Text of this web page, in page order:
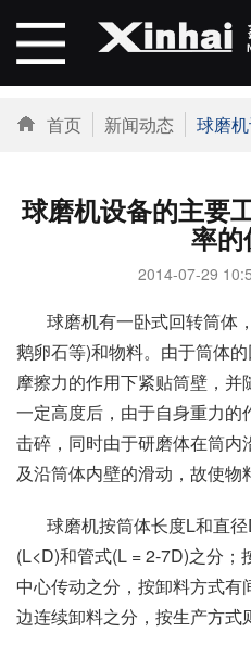
首页 新闻动态 球磨机
球磨机设备的主要
率的
2014-07-29
球磨机有一卧式回转筒体
鹅卵石等)和物料。由于筒体
摩擦力的作用下紧贴筒壁，
一定高度后，由于自身重力
击碎，同时由于研磨体在筒
及沿筒体内壁的滑动，故使物
球磨机按筒体长度L和直
(L<D)和管式(L = 2-7D)之分
中心传动之分，按卸料方式
边连续卸料之分，按生产方式